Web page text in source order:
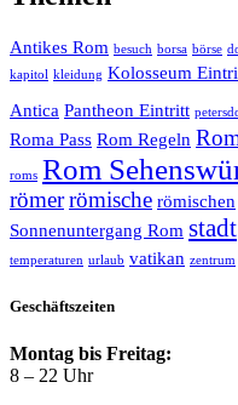
Antikes Rom besuch borsa börse
kapitol kleidung Kolosseum
Antica Pantheon Eintritt
Roma Pass Rom Regeln
roms Rom
römerrömische römischen
Sonnenuntergang Rom stadt
temperaturen urlaub vatikan zentrum
Geschäftszeiten
Montag bis Freitag:
8 – 22 Uhr